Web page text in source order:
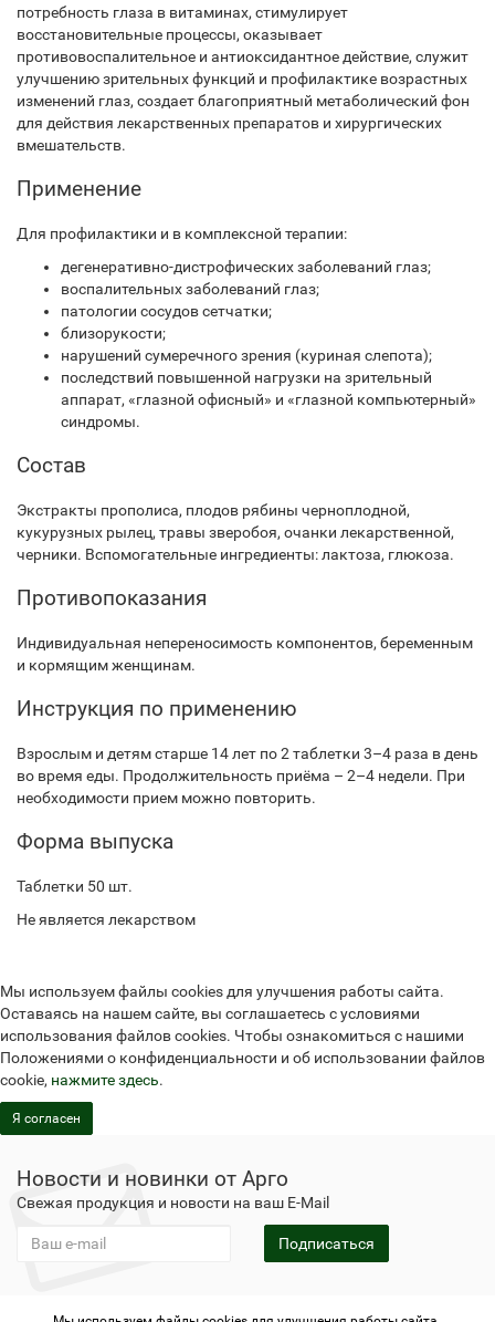
потребность глаза в витаминах, стимулирует
восстановительные процессы, оказывает
противовоспалительное и антиоксидантное действие, служит
улучшению зрительных функций и профилактике возрастных
изменений глаз, создает благоприятный метаболический фон
для действия лекарственных препаратов и хирургических
вмешательств.
Применение
Для профилактики и в комплексной терапии:
дегенеративно-дистрофических заболеваний глаз;
воспалительных заболеваний глаз;
патологии сосудов сетчатки;
близорукости;
нарушений сумеречного зрения (куриная слепота);
последствий повышенной нагрузки на зрительный
аппарат, «глазной офисный» и «глазной компьютерный»
синдромы.
Состав
Экстракты прополиса, плодов рябины черноплодной,
кукурузных рылец, травы зверобоя, очанки лекарственной,
черники. Вспомогательные ингредиенты: лактоза, глюкоза.
Противопоказания
Индивидуальная непереносимость компонентов, беременным
и кормящим женщинам.
Инструкция по применению
Взрослым и детям старше 14 лет по 2 таблетки 3–4 раза в день
во время еды. Продолжительность приёма – 2–4 недели. При
необходимости прием можно повторить.
Форма выпуска
Таблетки 50 шт.
Не является лекарством
Мы используем файлы cookies для улучшения работы сайта.
Оставаясь на нашем сайте, вы соглашаетесь с условиями
использования файлов cookies. Чтобы ознакомиться с нашими
Положениями о конфиденциальности и об использовании файлов
cookie, нажмите здесь.
Я согласен
Новости и новинки от Арго
Свежая продукция и новости на ваш E-Mail
Подписаться